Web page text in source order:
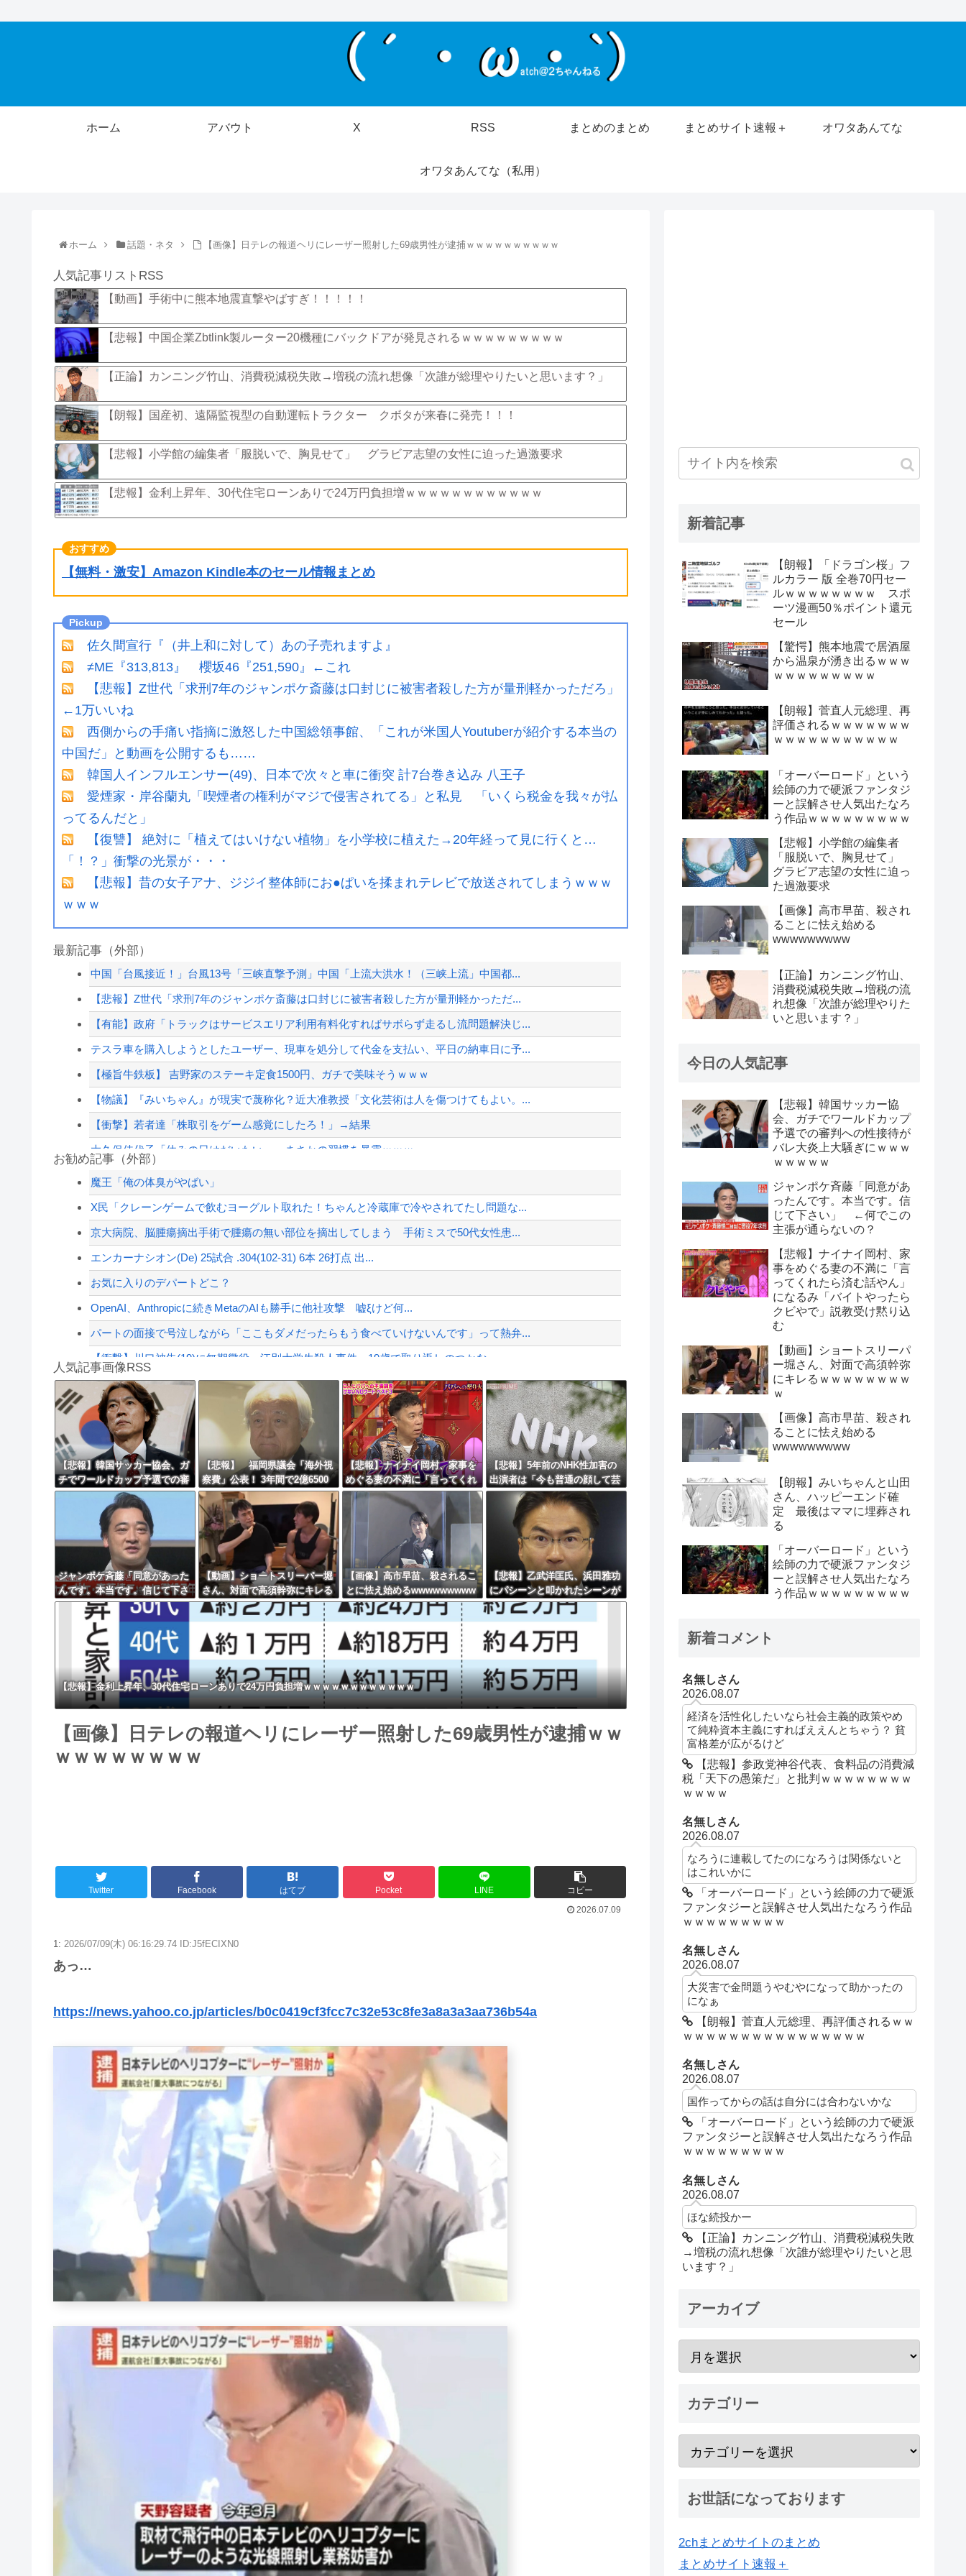
ホーム アバウト X RSS まとめのまとめ まとめサイト速報＋ オワタあんてな
オワタあんてな（私用）
ホーム 話題・ネタ 【画像】日テレの報道ヘリにレーザー照射した69歳男性が逮捕ｗｗｗｗｗｗｗｗｗｗ
人気記事リストRSS
【動画】手術中に熊本地震直撃やばすぎ！！！！！
【悲報】中国企業Zbtlink製ルーター20機種にバックドアが発見されるｗｗｗｗｗｗｗｗｗ
【正論】カンニング竹山、消費税減税失敗→増税の流れ想像「次誰が総理やりたいと思います？」
【朗報】国産初、遠隔監視型の自動運転トラクター クボタが来春に発売！！！
【悲報】小学館の編集者「服脱いで、胸見せて」 グラビア志望の女性に迫った過激要求
【悲報】金利上昇年、30代住宅ローンありで24万円負担増ｗｗｗｗｗｗｗｗｗｗｗｗ
【無料・激安】Amazon Kindle本のセール情報まとめ
佐久間宣行『（井上和に対して）あの子売れますよ』
≠ME『313,813』 櫻坂46『251,590』←これ
【悲報】Z世代「求刑7年のジャンポケ斎藤は口封じに被害者殺した方が量刑軽かっただろ」
←1万いいね
西側からの手痛い指摘に激怒した中国総領事館、「これが米国人Youtuberが紹介する本当の
中国だ」と動画を公開するも……
韓国人インフルエンサー(49)、日本で次々と車に衝突 計7台巻き込み 八王子
愛煙家・岸谷蘭丸「喫煙者の権利がマジで侵害されてる」と私見 「いくら税金を我々が払
ってるんだと」
【復讐】 絶対に「植えてはいけない植物」を小学校に植えた→20年経って見に行くと…
「！？」衝撃の光景が・・・
【悲報】昔の女子アナ、ジジイ整体師にお●ぱいを揉まれテレビで放送されてしまうｗｗｗ
ｗｗｗ
最新記事（外部）
中国「台風接近！」台風13号「三峡直撃予測」中国「上流大洪水！（三峡上流」中国都...
【悲報】Z世代「求刑7年のジャンポケ斎藤は口封じに被害者殺した方が量刑軽かっただ...
【有能】政府「トラックはサービスエリア利用有料化すればサボらず走るし流問題解決じ...
テスラ車を購入しようとしたユーザー、現車を処分して代金を支払い、平日の納車日に予...
【極旨牛鉄板】 吉野家のステーキ定食1500円、ガチで美味そうｗｗｗ
【物議】『みいちゃん』が現実で蔑称化？近大准教授「文化芸術は人を傷つけてもよい。...
【衝撃】若者達「株取引をゲーム感覚にしたろ！」→結果
大久保佳代子「休みの日はだいたい…」まさかの習慣を暴露ｗｗｗ
人が当たり前にやってるけど自分はできないことありますか？
大久保佳代子「休みの日はだいたい…」まさかの習慣を暴露ｗｗｗ
【速報】外人の医療費未払いが多すぎたので病院が外人の治療を断るようになってしまう
【悲報】みいちゃんの作者さん、泣いてしまう😢
【配信者】「金バエ」のSNS更新が1週間途絶え、様々な憶測が飛び交う。1週間ぶり...
【緊急速報】NYで警官が黒人男性の首を絞め、暴動第二波不可避へ
Powered by livedoor 相互RSS
お勧め記事（外部）
魔王「俺の体臭がやばい」
X民「クレーンゲームで飲むヨーグルト取れた！ちゃんと冷蔵庫で冷やされてたし問題な...
京大病院、脳腫瘍摘出手術で腫瘍の無い部位を摘出してしまう 手術ミスで50代女性患...
エンカーナシオン(De) 25試合 .304(102-31) 6本 26打点 出...
お気に入りのデパートどこ？
OpenAI、Anthropicに続きMetaのAIも勝手に他社攻撃 嘘ξけど何...
パートの面接で号泣しながら「ここもダメだったらもう食べていけないんです」って熱弁...
【衝撃】川口被告(19)に無期懲役 江別大学生殺人事件、19歳で取り返しのつかな...
【動画】自動ドアの仕組みを理解した富山のツバメが賢い。
【第一位】車で要らない装備、「電動シート」に決まる・・・
8/4のニュース
日本旅行キャンセルすべきか…1万年ぶり史上最大級の火山の兆し＝韓国の反応
更新中止のお知らせ
海外「おめでとうタキ！」リヴァプール南野がバースデーゴール！！
Powered by livedoor 相互RSS
人気記事画像RSS
【悲報】韓国サッカー協会、ガ
チでワールドカップ予選での審
判への性接待がバレ大炎上大騒
ぎにｗｗｗｗｗｗｗｗ
【悲報】 福岡県議会「海外視
察費」公表！ 3年間で2億6500
万円ｗｗｗｗｗｗｗｗｗ
【悲報】ナイナイ岡村、家事を
めぐる妻の不満に「言ってくれ
たら済む話やん」になるみ「バ
イトやったらクビやで」説教受
【悲報】5年前のNHK性加害の
出演者は「今も普通の顔して芸
能活動してる」ネット「受信料
を取るくらいなら詳細を伝え
ジャンポケ斉藤「同意があった
んです。本当です。信じて下さ
い」 ←何でこの主張が通らな
いの？
【動画】ショートスリーパー堀
さん、対面で高須幹弥にキレる
ｗｗｗｗｗｗｗｗｗ
【画像】高市早苗、殺されるこ
とに怯え始めるwwwwwwwww
【悲報】乙武洋匡氏、浜田雅功
にパシーンと叩かれたシーンが
オンエアされず「障害者相手だ
別だと思って」
【悲報】金利上昇年、30代住宅ローンありで24万円負担増ｗｗｗｗｗｗｗｗｗｗｗｗ
【画像】日テレの報道ヘリにレーザー照射した69歳男性が逮捕ｗｗ
ｗｗｗｗｗｗｗｗ
Twitter Facebook はてブ Pocket LINE
コピー
2026.07.09
1: 2026/07/09(木) 06:16:29.74 ID:J5fECIXN0
あっ…
https://news.yahoo.co.jp/articles/b0c0419cf3fcc7c32e53c8fe3a8a3a3aa736b54a
新着記事
【朗報】「ドラゴン桜」フ
ルカラー 版 全巻70円セー
ルｗｗｗｗｗｗｗｗ スポ
ーツ漫画50％ポイント還元
セール
【驚愕】熊本地震で居酒屋
から温泉が湧き出るｗｗｗ
ｗｗｗｗｗｗｗｗｗ
【朗報】菅直人元総理、再
評価されるｗｗｗｗｗｗｗ
ｗｗｗｗｗｗｗｗｗｗｗ
「オーバーロード」という
絵師の力で硬派ファンタジ
ーと誤解させ人気出たなろ
う作品ｗｗｗｗｗｗｗｗｗ
【悲報】小学館の編集者
「服脱いで、胸見せて」
グラビア志望の女性に迫っ
た過激要求
【画像】高市早苗、殺され
ることに怯え始める
wwwwwwwww
【正論】カンニング竹山、
消費税減税失敗→増税の流
れ想像「次誰が総理やりた
いと思います？」
今日の人気記事
【悲報】韓国サッカー協
会、ガチでワールドカップ
予選での審判への性接待が
バレ大炎上大騒ぎにｗｗｗ
ｗｗｗｗｗ
ジャンポケ斉藤「同意があ
ったんです。本当です。信
じて下さい」 ←何でこの
主張が通らないの？
【悲報】ナイナイ岡村、家
事をめぐる妻の不満に「言
ってくれたら済む話やん」
になるみ「バイトやったら
クビやで」説教受け黙り込
む
【動画】ショートスリーパ
ー堀さん、対面で高須幹弥
にキレるｗｗｗｗｗｗｗｗ
ｗ
【画像】高市早苗、殺され
ることに怯え始める
wwwwwwwww
【朗報】みいちゃんと山田
さん、ハッピーエンド確
定 最後はママに埋葬され
る
「オーバーロード」という
絵師の力で硬派ファンタジ
ーと誤解させ人気出たなろ
う作品ｗｗｗｗｗｗｗｗｗ
新着コメント
名無しさん
2026.08.07
経済を活性化したいなら社会主義的政策やめ
て純粋資本主義にすればええんとちゃう？ 貧
富格差が広がるけど
【悲報】参政党神谷代表、食料品の消費減
税「天下の愚策だ」と批判ｗｗｗｗｗｗｗｗ
ｗｗｗｗ
名無しさん
2026.08.07
なろうに連載してたのになろうは関係ないと
はこれいかに
「オーバーロード」という絵師の力で硬派
ファンタジーと誤解させ人気出たなろう作品
ｗｗｗｗｗｗｗｗｗ
名無しさん
2026.08.07
大災害で金問題うやむやになって助かったの
になぁ
【朗報】菅直人元総理、再評価されるｗｗ
ｗｗｗｗｗｗｗｗｗｗｗｗｗｗｗｗ
名無しさん
2026.08.07
国作ってからの話は自分には合わないかな
「オーバーロード」という絵師の力で硬派
ファンタジーと誤解させ人気出たなろう作品
ｗｗｗｗｗｗｗｗｗ
名無しさん
2026.08.07
ほな続投かー
【正論】カンニング竹山、消費税減税失敗
→増税の流れ想像「次誰が総理やりたいと思
います？」
アーカイブ
カテゴリー
お世話になっております
2chまとめサイトのまとめ
まとめサイト速報＋